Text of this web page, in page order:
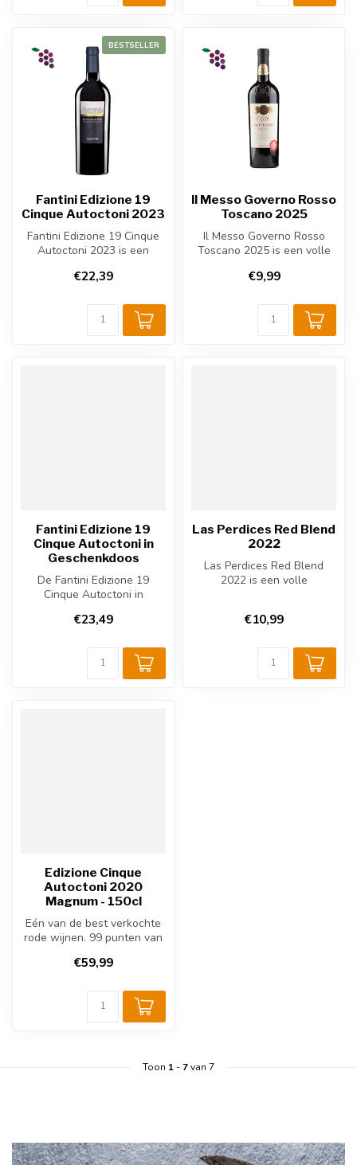
BESTSELLER
Fantini Edizione 19
Cinque Autoctoni 2023
Fantini Edizione 19 Cinque
Autoctoni 2023 is een
wijn ...
€22,39
Il Messo Governo Rosso
Toscano 2025
Il Messo Governo Rosso
Toscano 2025 is een volle
Toscan...
€9,99
Fantini Edizione 19
Cinque Autoctoni in
Geschenkdoos
De Fantini Edizione 19
Cinque Autoctoni in
relatiegesch...
€23,49
Las Perdices Red Blend
2022
Las Perdices Red Blend
2022 is een volle
€10,99
Edizione Cinque
Autoctoni 2020
Magnum - 150cl
Eén van de best verkochte
rode wijnen. 99 punten van
€59,99
Toon 1-7van 7